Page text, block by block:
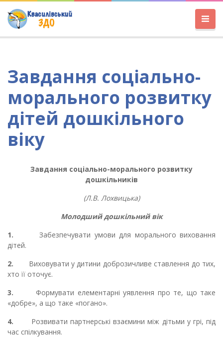
Завдання соціально-
морального розвитку
дітей дошкільного
віку
Завдання соціально-морального розвитку
дошкільників
(Л.В. Лохвицька)
Молодший дошкільний вік
1.Забезпечувати умови для морального виховання
дітей.
2. Виховувати у дитини доброзичливе ставлення до тих,
хто її оточує.
3. Формувати елементарні уявлення про те, що таке
«добре», а що таке «погано».
4. Розвивати партнерські взаємини між дітьми у грі, під
час спілкування.